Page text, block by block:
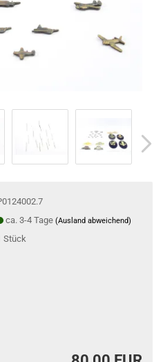
ca. 3-4 Tage (Ausland abweichend)
Stück